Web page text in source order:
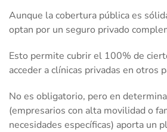
Aunque la cobertura pública es
optan por un seguro privado
Esto permite cubrir el 100% de
acceder a clínicas privadas en otros
No es obligatorio, pero en
(empresarios con alta movilidad o
necesidades específicas) aporta un